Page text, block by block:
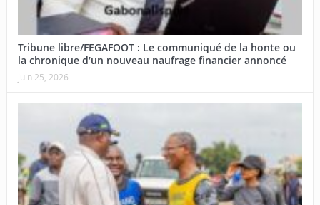
Tribune libre/FEGAFOOT : Le communiqué de la honte ou
la chronique d’un nouveau naufrage financier annoncé
juin 25, 2026